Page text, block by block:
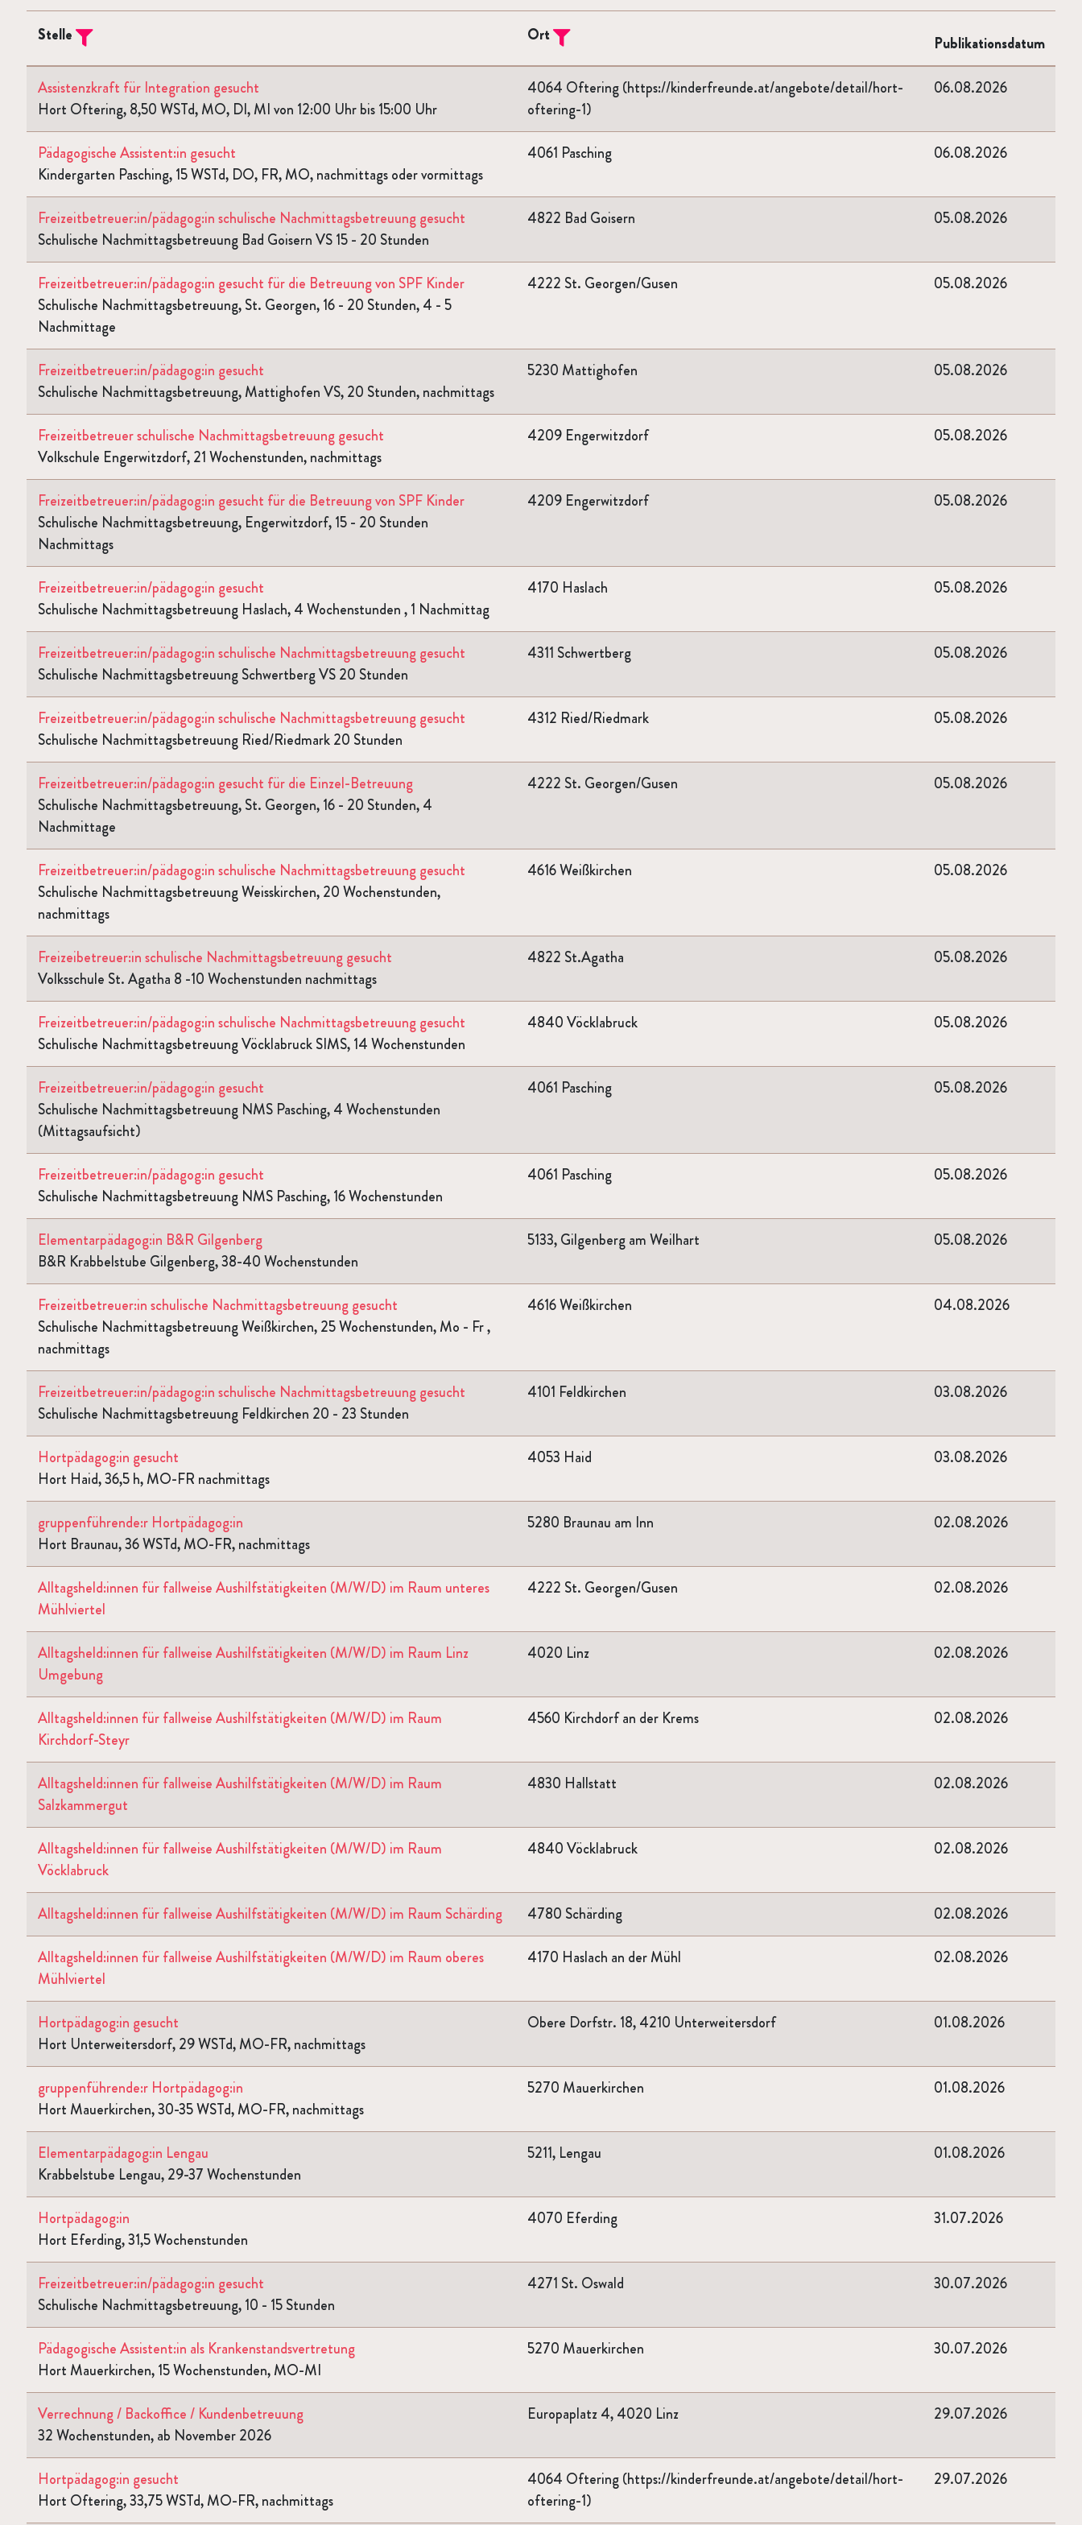
Stelle Ort Publikationsdatum
Assistenzkraft für Integration gesucht
Hort Oftering, 8,50 WSTd, MO, DI, MI von 12:00 Uhr bis 15:00 Uhr
4064 Oftering (https://kinderfreunde.at/angebote/detail/hort-
oftering-1)
06.08.2026
Pädagogische Assistent:in gesucht
Kindergarten Pasching, 15 WSTd, DO, FR, MO, nachmittags oder vormittags
4061 Pasching 06.08.2026
Freizeitbetreuer:in/pädagog:in schulische Nachmittagsbetreuung gesucht
Schulische Nachmittagsbetreuung Bad Goisern VS 15 - 20 Stunden
4822 Bad Goisern 05.08.2026
Freizeitbetreuer:in/pädagog:in gesucht für die Betreuung von SPF Kinder
Schulische Nachmittagsbetreuung, St. Georgen, 16 - 20 Stunden, 4 - 5
Nachmittage
4222 St. Georgen/Gusen 05.08.2026
Freizeitbetreuer:in/pädagog:in gesucht
Schulische Nachmittagsbetreuung, Mattighofen VS, 20 Stunden, nachmittags
5230 Mattighofen 05.08.2026
Freizeitbetreuer schulische Nachmittagsbetreuung gesucht
Volkschule Engerwitzdorf, 21 Wochenstunden, nachmittags
4209 Engerwitzdorf 05.08.2026
Freizeitbetreuer:in/pädagog:in gesucht für die Betreuung von SPF Kinder
Schulische Nachmittagsbetreuung, Engerwitzdorf, 15 - 20 Stunden
Nachmittags
4209 Engerwitzdorf 05.08.2026
Freizeitbetreuer:in/pädagog:in gesucht
Schulische Nachmittagsbetreuung Haslach, 4 Wochenstunden , 1 Nachmittag
4170 Haslach 05.08.2026
Freizeitbetreuer:in/pädagog:in schulische Nachmittagsbetreuung gesucht
Schulische Nachmittagsbetreuung Schwertberg VS 20 Stunden
4311 Schwertberg 05.08.2026
Freizeitbetreuer:in/pädagog:in schulische Nachmittagsbetreuung gesucht
Schulische Nachmittagsbetreuung Ried/Riedmark 20 Stunden
4312 Ried/Riedmark 05.08.2026
Freizeitbetreuer:in/pädagog:in gesucht für die Einzel-Betreuung
Schulische Nachmittagsbetreuung, St. Georgen, 16 - 20 Stunden, 4
Nachmittage
4222 St. Georgen/Gusen 05.08.2026
Freizeitbetreuer:in/pädagog:in schulische Nachmittagsbetreuung gesucht
Schulische Nachmittagsbetreuung Weisskirchen, 20 Wochenstunden,
nachmittags
4616 Weißkirchen 05.08.2026
Freizeibetreuer:in schulische Nachmittagsbetreuung gesucht
Volksschule St. Agatha 8 -10 Wochenstunden nachmittags
4822 St.Agatha 05.08.2026
Freizeitbetreuer:in/pädagog:in schulische Nachmittagsbetreuung gesucht
Schulische Nachmittagsbetreuung Vöcklabruck SIMS, 14 Wochenstunden
4840 Vöcklabruck 05.08.2026
Freizeitbetreuer:in/pädagog:in gesucht
Schulische Nachmittagsbetreuung NMS Pasching, 4 Wochenstunden
(Mittagsaufsicht)
4061 Pasching 05.08.2026
Freizeitbetreuer:in/pädagog:in gesucht
Schulische Nachmittagsbetreuung NMS Pasching, 16 Wochenstunden
4061 Pasching 05.08.2026
Elementarpädagog:in B&R Gilgenberg
B&R Krabbelstube Gilgenberg, 38-40 Wochenstunden
5133, Gilgenberg am Weilhart 05.08.2026
Freizeitbetreuer:in schulische Nachmittagsbetreuung gesucht
Schulische Nachmittagsbetreuung Weißkirchen, 25 Wochenstunden, Mo - Fr ,
nachmittags
4616 Weißkirchen 04.08.2026
Freizeitbetreuer:in/pädagog:in schulische Nachmittagsbetreuung gesucht
Schulische Nachmittagsbetreuung Feldkirchen 20 - 23 Stunden
4101 Feldkirchen 03.08.2026
Hortpädagog:in gesucht
Hort Haid, 36,5 h, MO-FR nachmittags
4053 Haid 03.08.2026
gruppenführende:r Hortpädagog:in
Hort Braunau, 36 WSTd, MO-FR, nachmittags
5280 Braunau am Inn 02.08.2026
Alltagsheld:innen für fallweise Aushilfstätigkeiten (M/W/D) im Raum unteres
Mühlviertel
4222 St. Georgen/Gusen 02.08.2026
Alltagsheld:innen für fallweise Aushilfstätigkeiten (M/W/D) im Raum Linz
Umgebung
4020 Linz 02.08.2026
Alltagsheld:innen für fallweise Aushilfstätigkeiten (M/W/D) im Raum
Kirchdorf-Steyr
4560 Kirchdorf an der Krems 02.08.2026
Alltagsheld:innen für fallweise Aushilfstätigkeiten (M/W/D) im Raum
Salzkammergut
4830 Hallstatt 02.08.2026
Alltagsheld:innen für fallweise Aushilfstätigkeiten (M/W/D) im Raum
Vöcklabruck
4840 Vöcklabruck 02.08.2026
Alltagsheld:innen für fallweise Aushilfstätigkeiten (M/W/D) im Raum Schärding 4780 Schärding 02.08.2026
Alltagsheld:innen für fallweise Aushilfstätigkeiten (M/W/D) im Raum oberes
Mühlviertel
4170 Haslach an der Mühl 02.08.2026
Hortpädagog:in gesucht
Hort Unterweitersdorf, 29 WSTd, MO-FR, nachmittags
Obere Dorfstr. 18, 4210 Unterweitersdorf 01.08.2026
gruppenführende:r Hortpädagog:in
Hort Mauerkirchen, 30-35 WSTd, MO-FR, nachmittags
5270 Mauerkirchen 01.08.2026
Elementarpädagog:in Lengau
Krabbelstube Lengau, 29-37 Wochenstunden
5211, Lengau 01.08.2026
Hortpädagog:in
Hort Eferding, 31,5 Wochenstunden
4070 Eferding 31.07.2026
Freizeitbetreuer:in/pädagog:in gesucht
Schulische Nachmittagsbetreuung, 10 - 15 Stunden
4271 St. Oswald 30.07.2026
Pädagogische Assistent:in als Krankenstandsvertretung
Hort Mauerkirchen, 15 Wochenstunden, MO-MI
5270 Mauerkirchen 30.07.2026
Verrechnung / Backoffice / Kundenbetreuung
32 Wochenstunden, ab November 2026
Europaplatz 4, 4020 Linz 29.07.2026
Hortpädagog:in gesucht
Hort Oftering, 33,75 WSTd, MO-FR, nachmittags
4064 Oftering (https://kinderfreunde.at/angebote/detail/hort-
oftering-1)
29.07.2026